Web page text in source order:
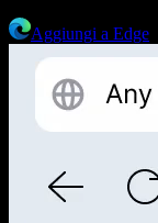
Aggiungi a Edge